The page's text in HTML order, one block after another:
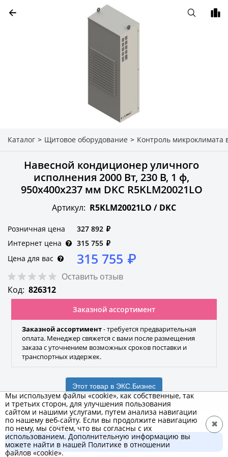
Каталог > Щитовое оборудование > Контроль микроклимата
Навесной кондиционер уличного
исполнения 2000 Вт, 230 В, 1 ф,
950x400x237 мм DKC R5KLM20021LO
Артикул: R5KLM20021LO / DKC
Розничная цена 327 892 ₽
Интернет цена
315 755 ₽
Цена для вас
315 755 ₽
Оставить отзыв
Код: 826312
Заказной ассортимент
Заказной ассортимент- требуется предварительная
оплата. Менеджер свяжется с вами после размещения
заказа с уточнением возможных сроков поставки и
транспортных издержек.
Этот товар в ЭКС.Бизнес
DKC
Бренд
В корзину
315 755 ₽
Мы используем файлы «cookie», как собственные, так
и третьих сторон, для улучшения пользования
сайтом и нашими услугами, путем анализа навигации
по нашему веб-сайту. Если вы продолжите навигацию
по нему, мы сочтем, что вы согласны с их
использованием. Дополнительную информацию вы
можете найти в нашей Политике в отношении
файлов «cookie».
✖